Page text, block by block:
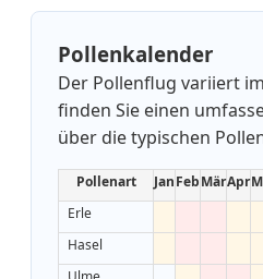
Pollenkalender
Der Pollenflug variiert
finden Sie einen
über die typischen
Pollenart JanFebMärApr
Erle
Hasel